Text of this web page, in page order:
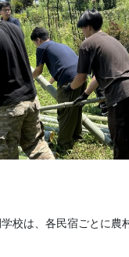
校は、各民宿ごとに農